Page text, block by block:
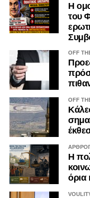
Η
του
OFF
OFF
Η
όρια